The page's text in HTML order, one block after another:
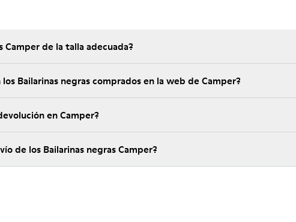
Camper de la talla adecuada?
Bailarinas negras comprados en la web de Camper?
en Camper?
de los Bailarinas negras Camper?